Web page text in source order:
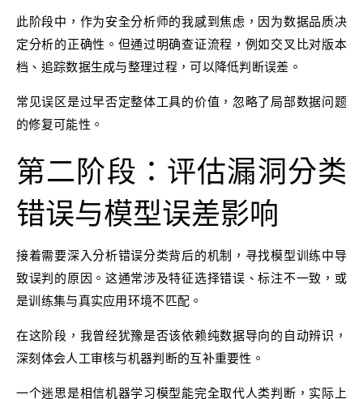
此阶段中，作为安全分析师的我感到焦虑，因为数据品质决
定分析的正确性。但通过明确查证流程，例如交叉比对版本
档、追踪数据生成与整理过程，可以降低判断误差。
常见误区是过早否定整体工具的价值，忽略了局部数据问题
的修复可能性。
第二阶段：评估漏洞分类
错误与模型误差影响
接着需要深入分析错误分类背后的机制，寻找模型训练中导
致误判的原因。这通常涉及特征选择错误、标注不一致，或
是训练集与真实应用环境不匹配。
在这阶段，我曾经犹豫是否该依赖纯数据导向的自动辨识，
深刻体会人工审核与机器判断的互补重要性。
一个迷思是相信机器学习模型能完全取代人类判断，实际上